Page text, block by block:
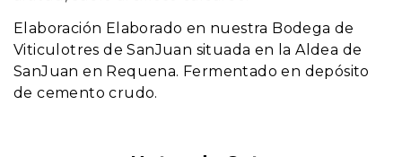
Elaboración Elaborado en nuestra Bodega de
Viticulotres de SanJuan situada en la Aldea de
SanJuan en Requena. Fermentado en depósito
de cemento crudo.